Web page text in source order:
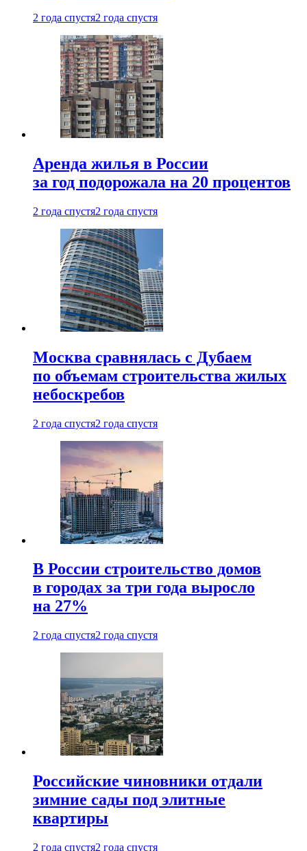
2 года спустя2 года спустя
Аренда жилья в России
за год подорожала на 20 процентов
2 года спустя2 года спустя
Москва сравнялась с Дубаем
по объемам строительства жилых
небоскребов
2 года спустя2 года спустя
В России строительство домов
в городах за три года выросло
на 27%
2 года спустя2 года спустя
Российские чиновники отдали
зимние сады под элитные
квартиры
2 года спустя2 года спустя